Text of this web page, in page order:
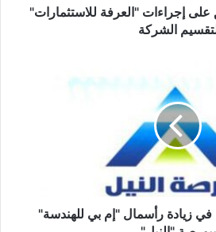
على إجراءات "العرفة للاستثمارات"
الشركة
في زيادة رأسمال "إم بي للهندسة"